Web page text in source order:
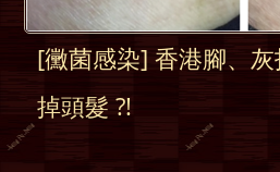
[黴菌感染] 香港腳、灰
掉頭髮 ?!